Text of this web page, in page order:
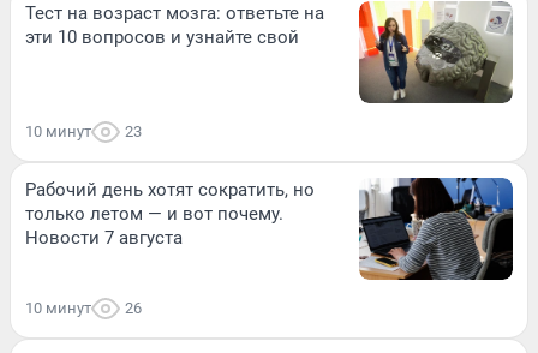
Тест на возраст мозга: ответьте на
эти 10 вопросов и узнайте свой
10 минут 23
Рабочий день хотят сократить, но
только летом — и вот почему.
Новости 7 августа
10 минут 26